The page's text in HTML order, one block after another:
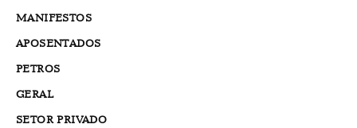
MANIFESTOS
APOSENTADOS
PETROS
GERAL
SETOR PRIVADO